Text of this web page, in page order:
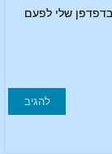
שלי לפעם